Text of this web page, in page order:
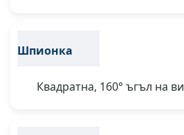
Шпионка
Квадратна, 160° ъгъл на